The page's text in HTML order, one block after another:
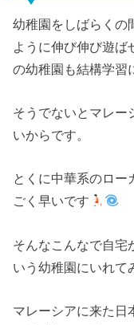
幼稚園をしばらくの
ように伸び伸び遊ば
の幼稚園も結構学習
そうでないとマレー
いからです。
とくに中華系のロー
ごく早いです
そんなこんなで自宅
いう幼稚園にいれて
マレーシアに来た日